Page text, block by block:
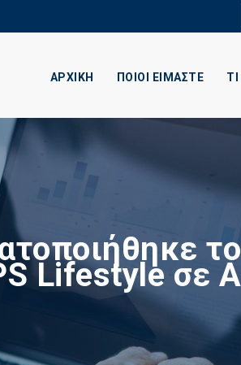
ΑΡΧΙΚΗ ΠΟΙΟΙ ΕΙΜΑΣΤΕ
Lifestyle σε